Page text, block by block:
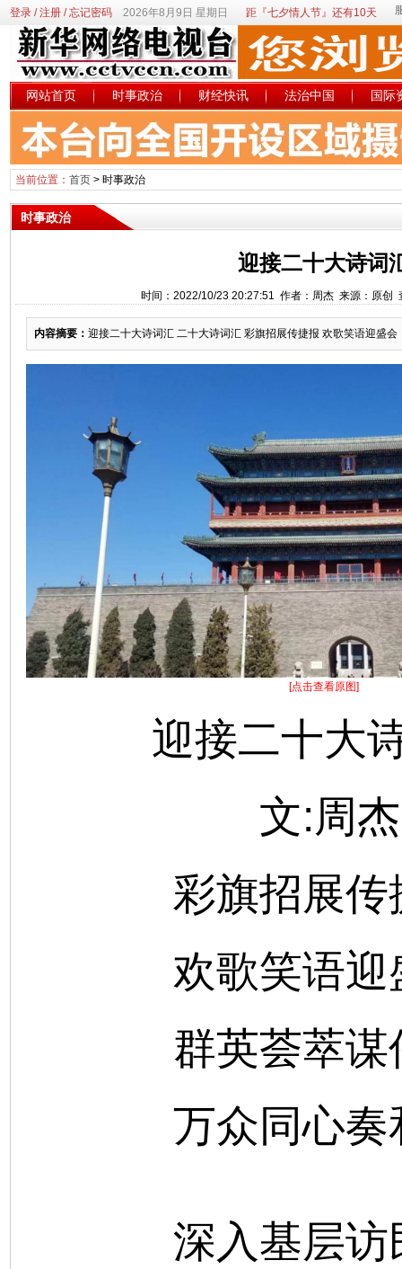
登录/注册/忘记密码 2026年8月9日 星期日 距『七夕情人节』还有10天
网站首页 时事政治 财经快讯 法治中国 国际
当前位置： 首页> 时事政治
时事政治
迎接二十大诗词
时间：2022/10/23 20:27:51 作者：周杰 来源：原创
内容摘要： 迎接二十大诗词汇 二十大诗词汇 彩旗招展传捷报 欢歌笑语迎盛会
[点击查看原图]
迎接二十大
文:周杰
彩旗招展传
欢歌笑语迎
群英荟萃谋
万众同心奏
深入基层访